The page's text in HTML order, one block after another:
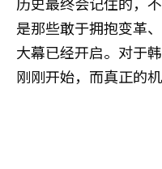
是那些敢于拥抱变革
大幕已经开启。对于
刚刚开始，而真正的